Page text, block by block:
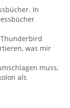
In
was mir
muss,
als